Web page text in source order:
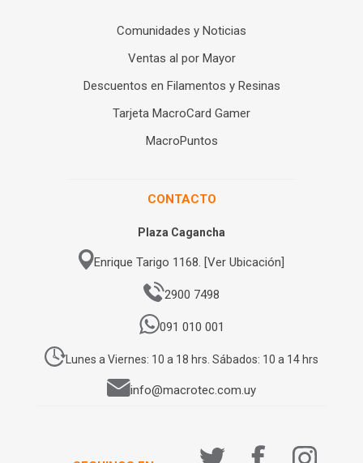
Comunidades y Noticias
Ventas al por Mayor
Descuentos en Filamentos y Resinas
Tarjeta MacroCard Gamer
MacroPuntos
CONTACTO
Plaza Cagancha
Enrique Tarigo 1168. [Ver Ubicación]
2900 7498
091 010 001
Lunes a Viernes: 10 a 18 hrs. Sábados: 10 a 14 hrs
info@macrotec.com.uy